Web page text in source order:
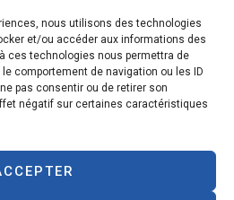
nous utilisons des technologies
et/ou accéder aux informations des
ces technologies nous permettra de
comportement de navigation ou les ID
pas consentir ou de retirer son
négatif sur certaines caractéristiques
de cookies
à domicile
love bypetfood.re